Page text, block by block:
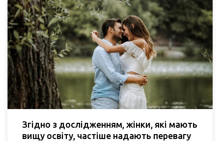
Згідно з дослідженням, жінки, які мають
вищу освіту, частіше надають перевагу